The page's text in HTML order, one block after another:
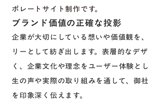
ポレートサイト制作です。
ブランド価値の正確な投影
企業が大切にしている想いや価値観を
リーとして紡ぎ出します。表層的なデ
く、企業文化や理念をユーザー体験と
生の声や実際の取り組みを通して、御
を印象深く伝えます。